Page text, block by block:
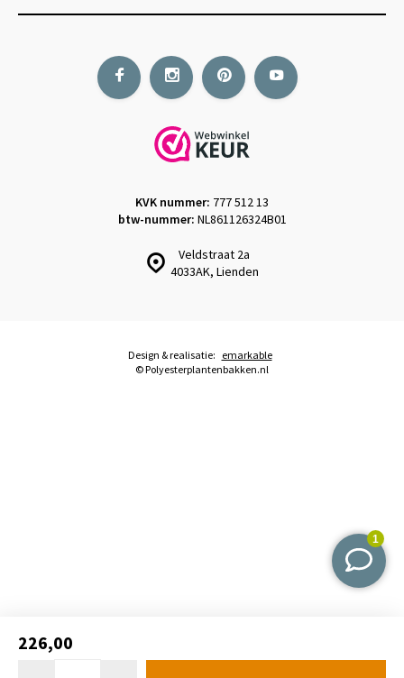
226,00
Veldstraat 2a
4033AK, Lienden
KVK nummer: 777 512 13
btw-nummer: NL861126324B01
© Polyesterplantenbakken.nl
Design & realisatie: emarkable